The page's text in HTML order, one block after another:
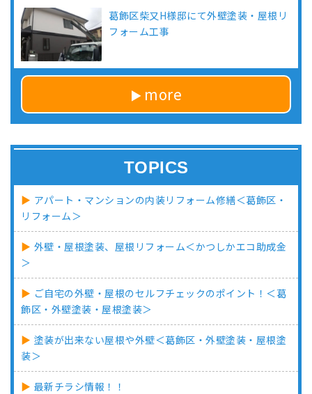
葛飾区柴又H様邸にて外壁塗装・屋根リ
フォーム工事
more
TOPICS
アパート・マンションの内装リフォーム修繕＜葛飾区・
リフォーム＞
外壁・屋根塗装、屋根リフォーム＜かつしかエコ助成金
＞
ご自宅の外壁・屋根のセルフチェックのポイント！＜葛
飾区・外壁塗装・屋根塗装＞
塗装が出来ない屋根や外壁＜葛飾区・外壁塗装・屋根塗
装＞
最新チラシ情報！！